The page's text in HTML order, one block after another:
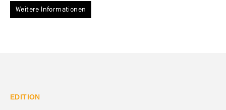
Weitere Informationen
EDITION